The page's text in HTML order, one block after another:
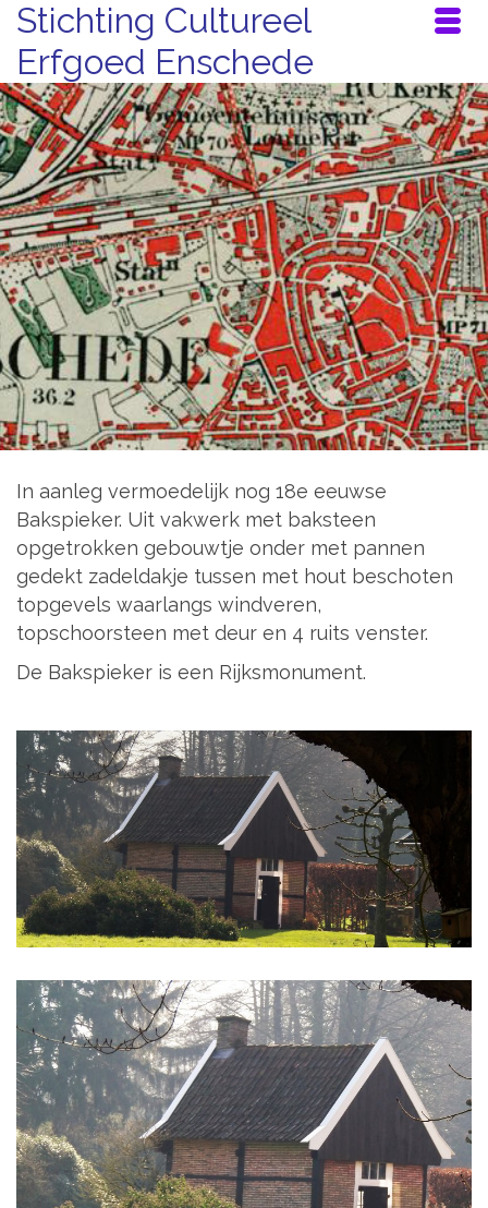
Stichting Cultureel
Erfgoed Enschede
In aanleg vermoedelijk nog 18e eeuwse
Bakspieker. Uit vakwerk met baksteen
opgetrokken gebouwtje onder met pannen
gedekt zadeldakje tussen met hout beschoten
topgevels waarlangs windveren,
topschoorsteen met deur en 4 ruits venster.
De Bakspieker is een Rijksmonument.